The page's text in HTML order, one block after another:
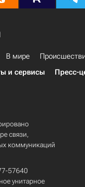
В мире
и сервисы Пресс-
связи,
коммуникаций
57640
унитарное